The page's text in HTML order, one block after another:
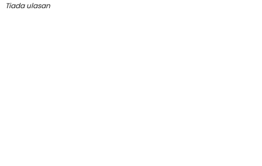
Tiada ulasan